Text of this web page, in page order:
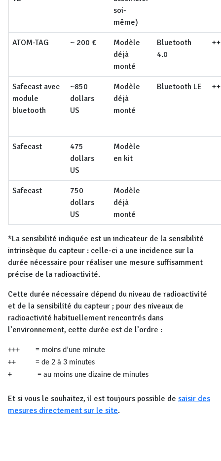
soi-
même)
ATOM-TAG ~ 200 €
Modèle
déjà
monté
Bluetooth
4.0
++
Safecast avec
module
bluetooth
~850
dollars
US
Modèle
déjà
monté
Bluetooth LE
Safecast
475
dollars
US
Modèle
en kit
Safecast
750
dollars
US
Modèle
déjà
monté
*La sensibilité indiquée est un indicateur de la sensibilité
intrinsèque du capteur : celle-ci a une incidence sur la
durée nécessaire pour réaliser une mesure suffisamment
précise de la radioactivité.
Cette durée nécessaire dépend du niveau de radioactivité
et de la sensibilité du capteur ; pour des niveaux de
radioactivité habituellement rencontrés dans
l’environnement, cette durée est de l’ordre :
+++ = moins d’une minute
++ = de 2 à 3 minutes
+ = au moins une dizaine de minutes
Et si vous le souhaitez, il est toujours possible de saisir des
mesures directement sur le site.